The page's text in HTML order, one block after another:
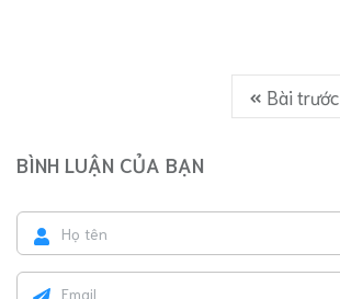
Bài trước
BÌNH LUẬN CỦA BẠN